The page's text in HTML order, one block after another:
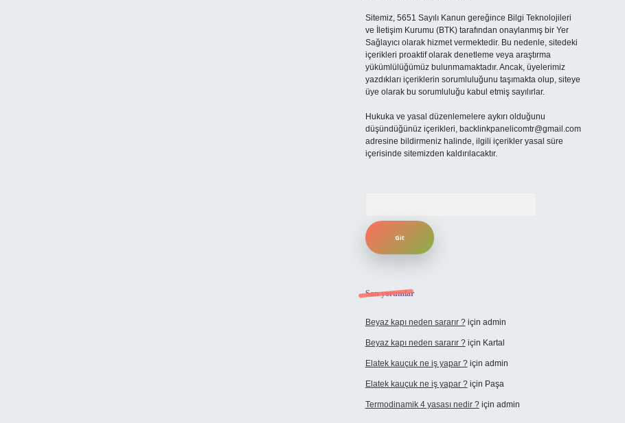
Sitemiz, 5651 Sayılı Kanun gereğince Bilgi Teknolojileri
ve İletişim Kurumu (BTK) tarafından onaylanmış bir Yer
Sağlayıcı olarak hizmet vermektedir. Bu nedenle, sitedeki
içerikleri proaktif olarak denetleme veya araştırma
yükümlülüğümüz bulunmamaktadır. Ancak, üyelerimiz
yazdıkları içeriklerin sorumluluğunu taşımakta olup, siteye
üye olarak bu sorumluluğu kabul etmiş sayılırlar.
Hukuka ve yasal düzenlemelere aykırı olduğunu
düşündüğünüz içerikleri, backlinkpanelicomtr@gmail.com
adresine bildirmeniz halinde, ilgili içerikler yasal süre
içerisinde sitemizden kaldırılacaktır.
Son yorumlar
Beyaz kapı neden sararır ?için admin
Beyaz kapı neden sararır ?için Kartal
Elatek kauçuk ne iş yapar ?için admin
Elatek kauçuk ne iş yapar ?için Paşa
Termodinamik 4 yasası nedir ?için admin